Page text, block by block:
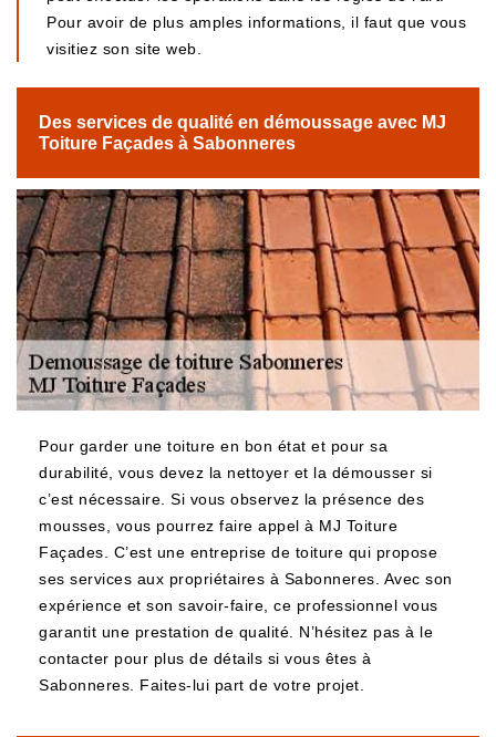
Pour avoir de plus amples informations, il faut que vous
visitiez son site web.
Des services de qualité en démoussage avec MJ
Toiture Façades à Sabonneres
Pour garder une toiture en bon état et pour sa
durabilité, vous devez la nettoyer et la démousser si
c’est nécessaire. Si vous observez la présence des
mousses, vous pourrez faire appel à MJ Toiture
Façades. C’est une entreprise de toiture qui propose
ses services aux propriétaires à Sabonneres. Avec son
expérience et son savoir-faire, ce professionnel vous
garantit une prestation de qualité. N’hésitez pas à le
contacter pour plus de détails si vous êtes à
Sabonneres. Faites-lui part de votre projet.